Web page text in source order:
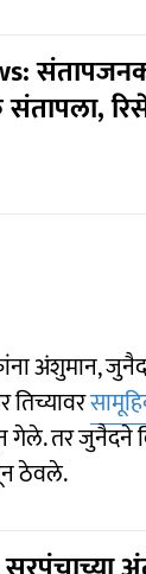
अंशुमान,
तिच्यावर
तर जुनैदने
ठेवले.